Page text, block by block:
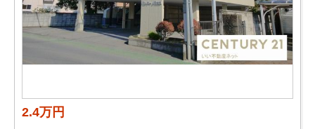
2.4万円